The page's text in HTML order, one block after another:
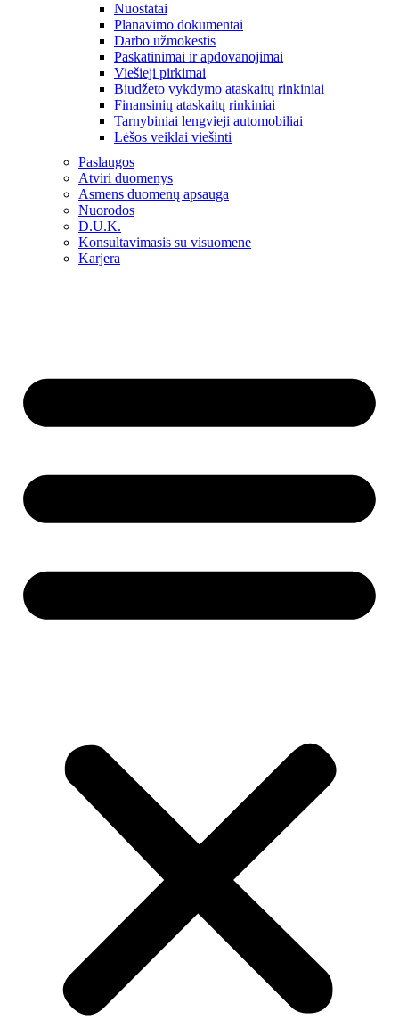
Nuostatai
Planavimo dokumentai
Darbo užmokestis
Paskatinimai ir apdovanojimai
Viešieji pirkimai
Biudžeto vykdymo ataskaitų rinkiniai
Finansinių ataskaitų rinkiniai
Tarnybiniai lengvieji automobiliai
Lėšos veiklai viešinti
Paslaugos
Atviri duomenys
Asmens duomenų apsauga
Nuorodos
D.U.K.
Konsultavimasis su visuomene
Karjera